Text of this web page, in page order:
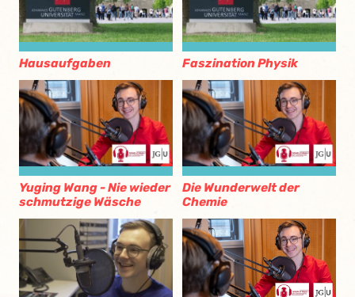
Hausaufgaben Faszination Physik
Yuging Wang - Nie wieder
schmutzige Wäsche
Die Wunderwelt der
Chemie